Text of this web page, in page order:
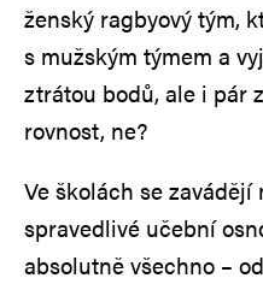
ženský ragbyový tým,
s mužským týmem a
ztrátou bodů, ale i pár
rovnost, ne?
Ve školách se zavádějí
spravedlivé učební
absolutně všechno –